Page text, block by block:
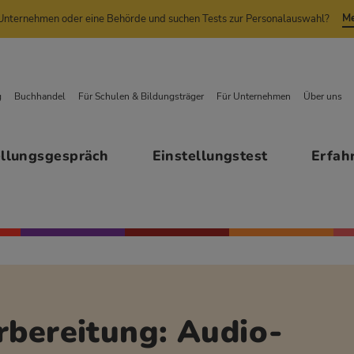
oder eine Behörde und suchen Tests zur Personalauswahl?
Einstellungstest
Buchhandel Für Schulen & Bildungsträger Für Unternehmen Über uns
Audio-